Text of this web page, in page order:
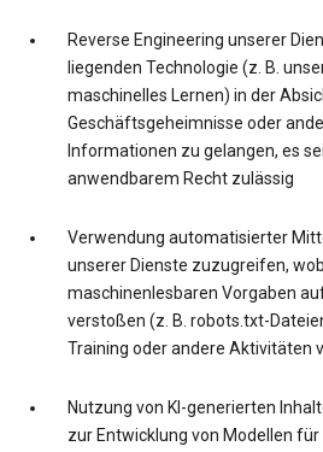
Reverse Engineering unserer
liegenden Technologie (z. B.
maschinelles Lernen) in der
Geschäftsgeheimnisse oder
Informationen zu gelangen, es
anwendbarem Recht zulässig
Verwendung automatisierter
unserer Dienste zuzugreifen,
maschinenlesbaren Vorgaben
verstoßen (z. B. robots.txt-
Training oder andere Aktivitäten
Nutzung von KI-generierten
zur Entwicklung von Modellen